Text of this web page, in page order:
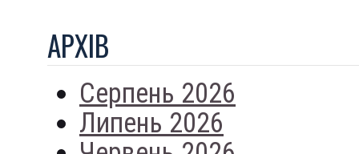
АРХIВ
Серпень 2026
Липень 2026